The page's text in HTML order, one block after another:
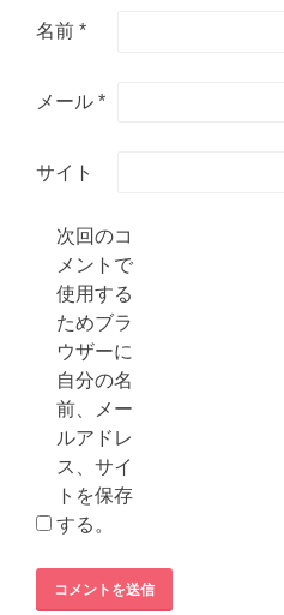
名前*
メール*
サイト
次回のコ
メントで
使用する
ためブラ
ウザーに
自分の名
前、メー
ルアドレ
ス、サイ
トを保存
する。